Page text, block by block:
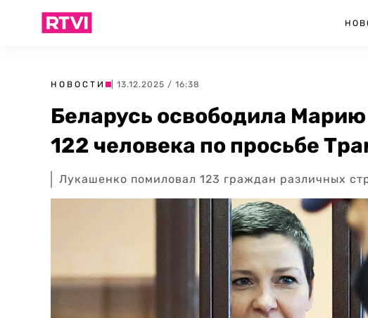
НОВОСТИ | 13.12.2025 / 16:38
Беларусь освободила
122 человека по просьбе
Лукашенко помиловал 123 граждан различных